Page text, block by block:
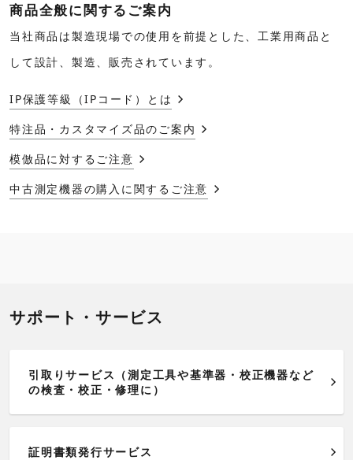
商品全般に関するご案内
当社商品は製造現場での使用を前提とした、工業用商品と
して設計、製造、販売されています。
IP保護等級（IPコード）とは
特注品・カスタマイズ品のご案内
模倣品に対するご注意
中古測定機器の購入に関するご注意
サポート・サービス
引取りサービス（測定工具や基準器・校正機器など
の検査・校正・修理に）
証明書類発行サービス